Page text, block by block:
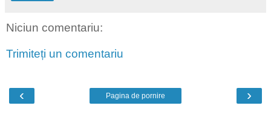
Niciun comentariu:
Trimiteți un comentariu
‹ ›
Pagina de pornire